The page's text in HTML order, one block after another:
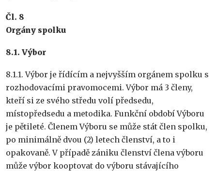
Čl. 8
Orgány spolku
8.1. Výbor
8.1.1. Výbor je řídícím a nejvyšším orgánem spolku s
rozhodovacími pravomocemi. Výbor má 3 členy,
kteří si ze svého středu volí předsedu,
místopředsedu a metodika. Funkční období Výboru
je pětileté. Členem Výboru se může stát člen spolku,
po minimálně dvou (2) letech členství, a to i
opakovaně. V případě zániku členství člena výboru
může výbor kooptovat do výboru stávajícího